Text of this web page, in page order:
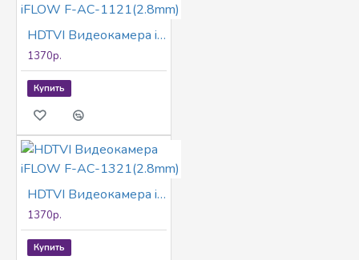
HDTVI Видеокамера iFLOW F-AC-1121(2.8mm)
1370р.
Купить
HDTVI Видеокамера iFLOW F-AC-1321(2.8mm)
1370р.
Купить